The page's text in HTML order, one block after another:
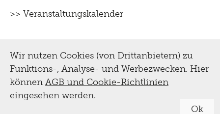
>> Veranstaltungskalender
Wir nutzen Cookies (von Drittanbietern) zu
Funktions-, Analyse- und Werbezwecken. Hier
können AGB und Cookie-Richtlinien
eingesehen werden.
Ok